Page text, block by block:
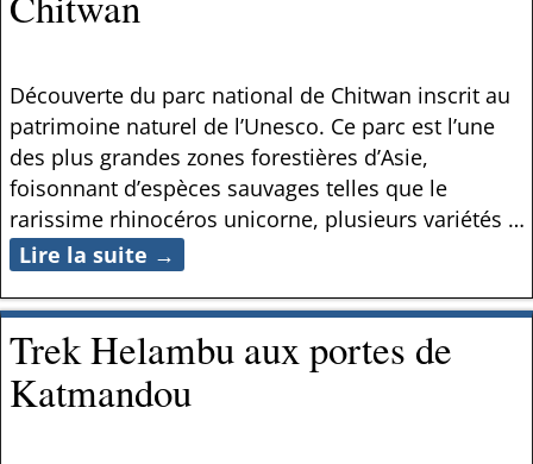
Découverte du parc national de Chitwan inscrit au
patrimoine naturel de l’Unesco. Ce parc est l’une
des plus grandes zones forestières d’Asie,
foisonnant d’espèces sauvages telles que le
rarissime rhinocéros unicorne, plusieurs variétés …
Lire la suite →
Trek Helambu aux portes de
Katmandou